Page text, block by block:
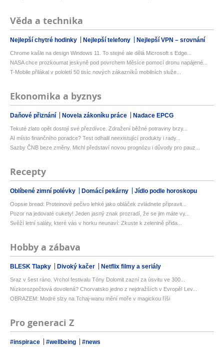
Věda a technika
Nejlepší chytré hodinky Nejlepší telefony Nejlepší VPN – srovnání
Chrome kašle na design Windows 11. To stejné ale dělá Microsoft s Edge...
NASA chce prozkoumat jeskyně pod povrchem Měsíce pomocí dronu napájené...
T-Mobile přilákal v pololetí 50 tisíc nových zákazníků mobilních služe...
Ekonomika a byznys
Daňové přiznání Novela zákoníku práce Nadace EPCG
Tekuté zlato opět dostojí své přezdívce. Zdražení běžné potraviny brzy...
AI místo finančního poradce? Test odhalil neexistující produkty i rady...
Sazby ČNB beze změny. Michl představí novou prognózu i důvody pro pauz...
Recepty
Oblíbené zimní polévky Domácí pekárny Jídlo podle horoskopu
Oopsie bread: Proteinové pečivo lehké jako obláček zvládnete připravit...
Pozor na jedovaté cukety! Jeden jasný znak prozradí, že se jim máte vy...
Svěží letní saláty, které vás v horku neunaví: Zkuste k zelenině přida...
Hobby a zábava
BLESK Tlapky Divoký kačer Netflix filmy a seriály
Sraz v šest ráno. Vrchol festivalu Tóny Dolomit zazní za úsvitu ve 300...
Nízkorozpočtová dovolená? Chorvatsko jedno z nejdražších v Evropě! Lev...
OBRAZEM: Modré slzy na Tchaj-wanu mění moře v magickou říši
Pro generaci Z
#inspirace #wellbeing #news